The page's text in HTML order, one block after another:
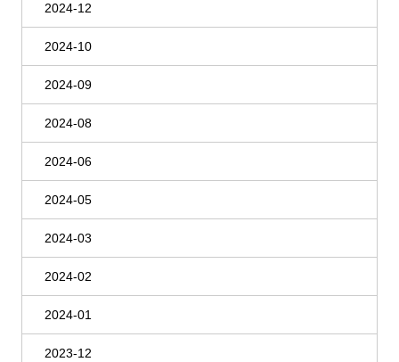
2024-12
2024-10
2024-09
2024-08
2024-06
2024-05
2024-03
2024-02
2024-01
2023-12